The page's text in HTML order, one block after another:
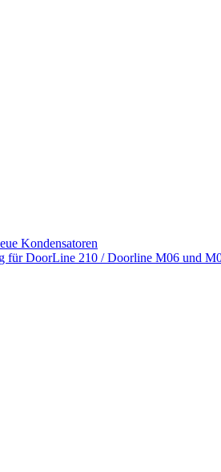
Kondensatoren
für DoorLine 210 / Doorline M06 und